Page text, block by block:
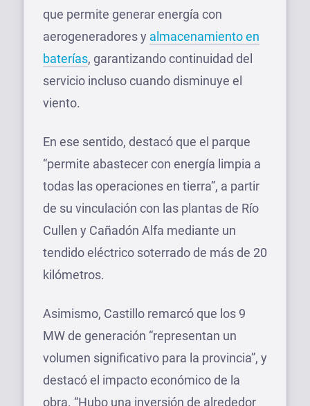
que permite generar energía con
aerogeneradores y almacenamiento en
baterías, garantizando continuidad del
servicio incluso cuando disminuye el
viento.
En ese sentido, destacó que el parque
“permite abastecer con energía limpia a
todas las operaciones en tierra”, a partir
de su vinculación con las plantas de Río
Cullen y Cañadón Alfa mediante un
tendido eléctrico soterrado de más de 20
kilómetros.
Asimismo, Castillo remarcó que los 9
MW de generación “representan un
volumen significativo para la provincia”, y
destacó el impacto económico de la
obra. “Hubo una inversión de alrededor